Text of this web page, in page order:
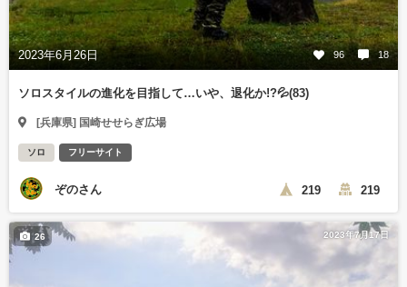
2023年6月26日 96 18
ソロスタイルの進化を目指して…いや、退化か!?💦(83)
[兵庫県] 国崎せせらぎ広場
ソロ フリーサイト
ぞのさん 219 219
2023年7月17日
26